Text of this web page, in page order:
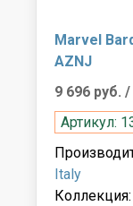
Marvel
AZNJ
9 696 руб. /
Артикул:
Italy
Коллекция: